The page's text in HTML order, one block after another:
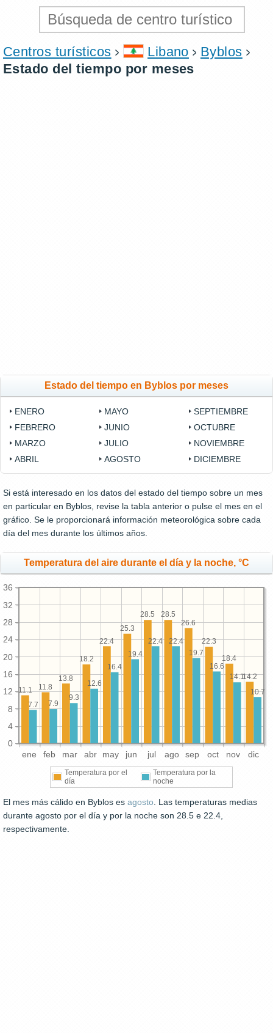
Centros turísticos Libano
Byblos
Estado del tiempo por meses
Estado del tiempo en Byblos por meses
ENERO
FEBRERO
MARZO
ABRIL
MAYO
JUNIO
JULIO
AGOSTO
SEPTIEMBRE
OCTUBRE
NOVIEMBRE
DICIEMBRE
Si está interesado en los datos del estado del tiempo sobre un mes
en particular en Byblos, revise la tabla anterior o pulse el mes en el
gráfico. Se le proporcionará información meteorológica sobre cada
día del mes durante los últimos años.
Temperatura del aire durante el día y la noche, °C
ene feb mar abr may jun jul ago sep oct nov dic
0
4
8
12
16
20
24
28
32
36
14.2
18.4
22.3
26.6
28.5
28.5
25.3
22.4
18.2
13.8
11.8
11.1 10.7
14.1
16.6
19.7
22.4
22.4
19.4
16.4
12.6
9.3
7.9
7.7
Temperatura por el
día
Temperatura por la
noche
El mes más cálido en Byblos es agosto. Las temperaturas medias
durante agosto por el día y por la noche son 28.5 e 22.4,
respectivamente.